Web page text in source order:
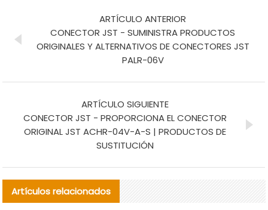
ARTÍCULO ANTERIOR
CONECTOR JST - SUMINISTRA PRODUCTOS
ORIGINALES Y ALTERNATIVOS DE CONECTORES JST
PALR-06V
ARTÍCULO SIGUIENTE
CONECTOR JST - PROPORCIONA EL CONECTOR
ORIGINAL JST ACHR-04V-A-S | PRODUCTOS DE
SUSTITUCIÓN
Artículos relacionados